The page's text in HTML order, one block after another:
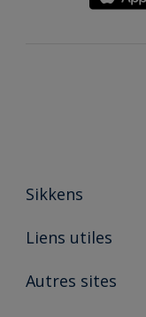
Sikkens
A propos de Sikkens
Liens utiles
Ouvrir un magasin
Autres sites